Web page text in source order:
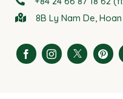
8B Ly Nam De,